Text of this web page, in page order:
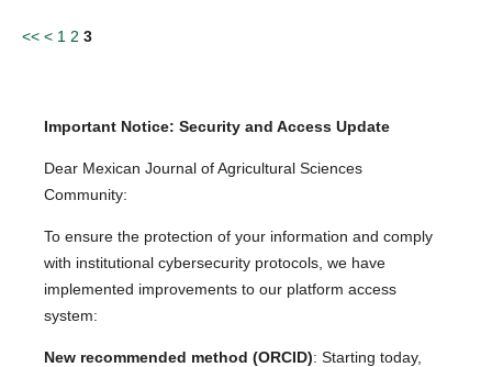
<< < 1 2 3
Important Notice: Security and Access Update
Dear Mexican Journal of Agricultural Sciences
Community:
To ensure the protection of your information and comply
with institutional cybersecurity protocols, we have
implemented improvements to our platform access
system:
New recommended method (ORCID): Starting today,